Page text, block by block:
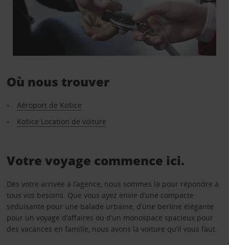
Où nous trouver
Aéroport de Košice
Košice Location de voiture
Votre voyage commence ici.
Dès votre arrivée à l’agence, nous sommes là pour répondre à
tous vos besoins. Que vous ayez envie d’une compacte
séduisante pour une balade urbaine, d’une berline élégante
pour un voyage d’affaires ou d’un monospace spacieux pour
des vacances en famille, nous avons la voiture qu’il vous faut.